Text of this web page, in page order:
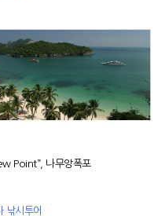
Point”, 나무앙폭포
낚시투어